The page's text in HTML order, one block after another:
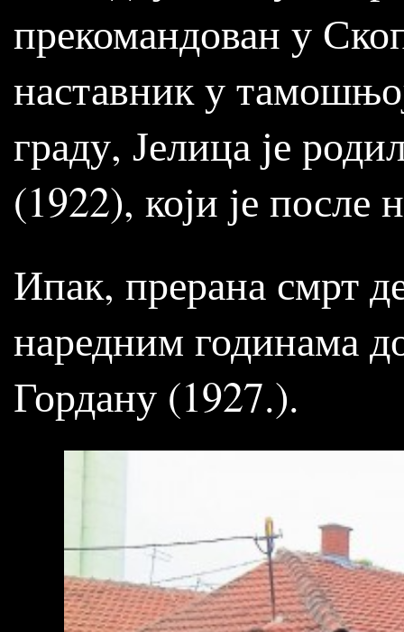
прекомандован у
наставник у
граду, Јелица је
(1922), који је после
Ипак, прерана смрт
наредним годинама
Гордану (1927.).